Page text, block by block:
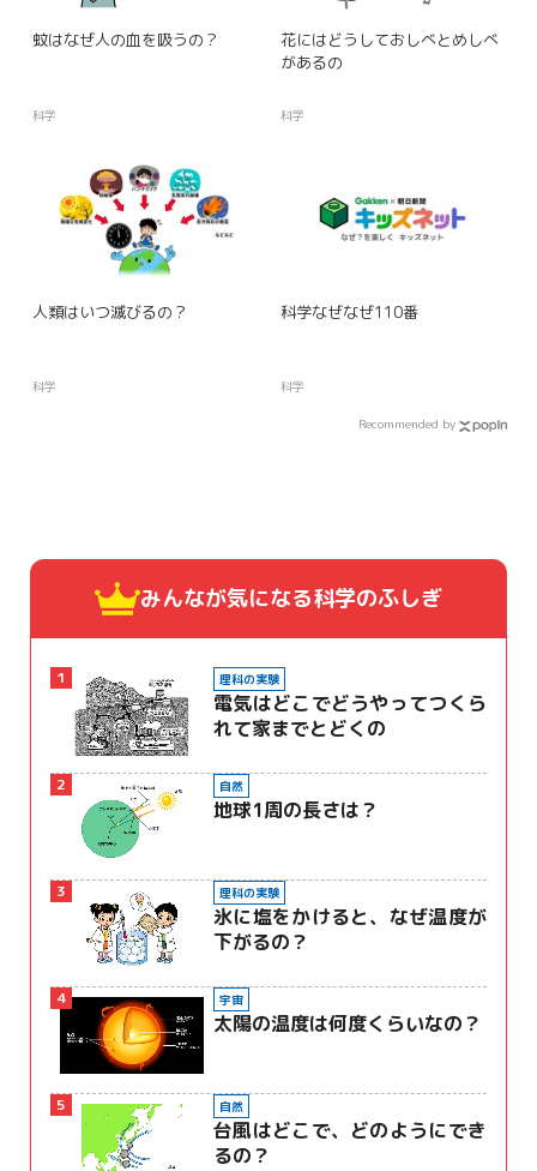
蚊はなぜ人の血を吸うの？
科学
花にはどうしておしべとめしべ
があるの
科学
人類はいつ滅びるの？
科学
科学なぜなぜ110番
科学
Recommended by
みんなが気になる科学のふしぎ
1 理科の実験
電気はどこでどうやってつくら
れて家までとどくの
2 自然
地球1周の長さは？
3 理科の実験
氷に塩をかけると、なぜ温度が
下がるの？
4 宇宙
太陽の温度は何度くらいなの？
5 自然
台風はどこで、どのようにでき
るの？